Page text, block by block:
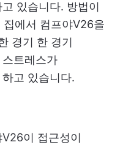
있습니다. 방법이
에서 컴프야V26을
경기 한 경기
트레스가
고 있습니다.
이 접근성이